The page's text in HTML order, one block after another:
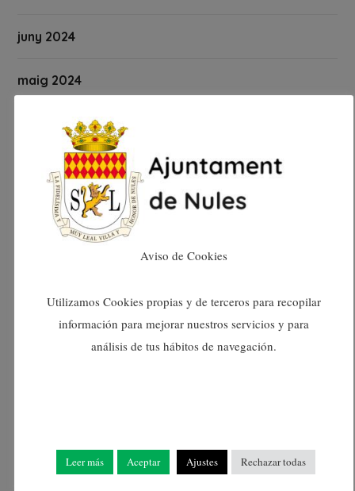
juny 2024
maig 2024
abril 2024
març 2024
febrer 2024
desembre 2023
novembre 2023
agost 2023
Aviso de Cookies
Utilizamos Cookies propias y de terceros para recopilar
información para mejorar nuestros servicios y para
análisis de tus hábitos de navegación.
Leer más Aceptar Ajustes Rechazar todas